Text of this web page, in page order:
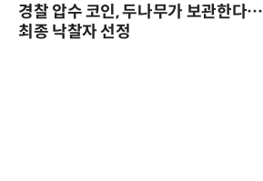
경찰 압수 코인, 두나무가 보관한다…
최종 낙찰자 선정